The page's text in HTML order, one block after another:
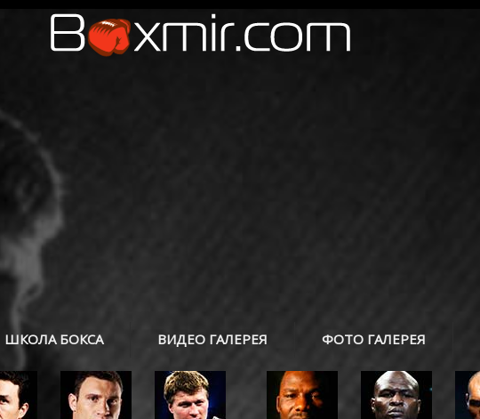
ШКОЛА БОКСА ВИДЕО ГАЛЕРЕЯ ФОТО ГАЛЕРЕЯ